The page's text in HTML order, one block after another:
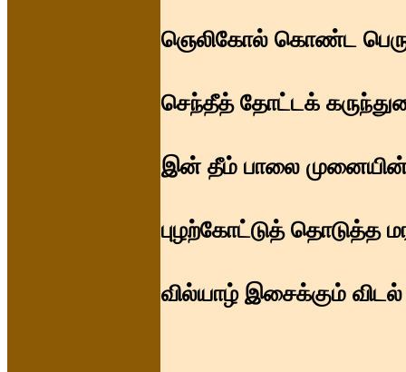
ஞெலிகோல் கொண்ட
செந்தீத் தோட்டக்
இன் தீம் பாலை முனையின்,
புழற்கோட்டுத் தொடுத்த
வில்யாழ் இசைக்கும் விடல்